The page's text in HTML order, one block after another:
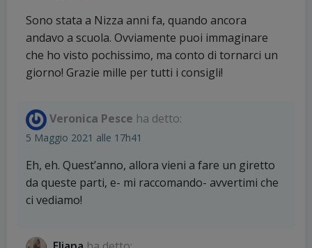
Sono stata a Nizza anni fa, quando ancora
andavo a scuola. Ovviamente puoi immaginare
che ho visto pochissimo, ma conto di tornarci un
giorno! Grazie mille per tutti i consigli!
Veronica Pesce ha detto:
5 Maggio 2021 alle 17h41
Eh, eh. Quest’anno, allora vieni a fare un giretto
da queste parti, e- mi raccomando- avvertimi che
ci vediamo!